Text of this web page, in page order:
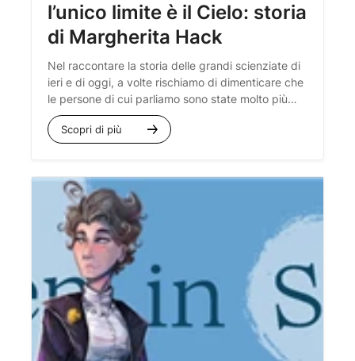
l’unico limite è il Cielo: storia
di Margherita Hack
Nel raccontare la storia delle grandi scienziate di
ieri e di oggi, a volte rischiamo di dimenticare che
le persone di cui parliamo sono state molto più
delle loro scoperte, e spesso hanno avuto
molteplici passioni, interessi e curiosità.
tante altre cose.
Scopri di più